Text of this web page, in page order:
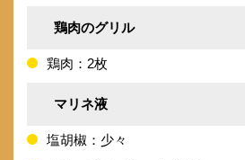
鶏肉のグリル
鶏肉：2枚
マリネ液
塩胡椒：少々